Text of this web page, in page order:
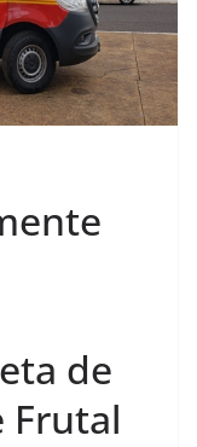
de
Frutal